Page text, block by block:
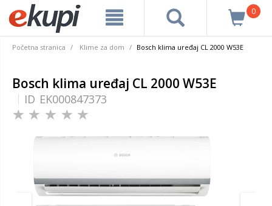
0
Početna stranica Klime za dom Bosch klima uređaj CL 2000 W53E
Bosch klima uređaj CL 2000 W53E
ID EK000847373